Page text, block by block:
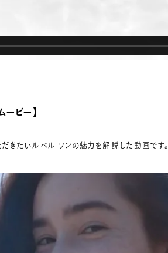
ービー】
きたいルベル ワンの魅力を解説した動画です。